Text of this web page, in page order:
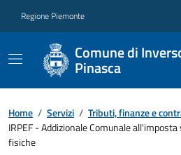
Regione Piemonte
Comune di
Pinasca
Home / Servizi / Tributi, finanze e
IRPEF - Addizionale Comunale
fisiche